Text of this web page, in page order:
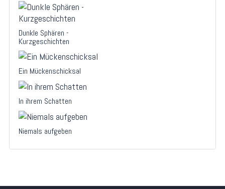
Dunkle Sphären -
Kurzgeschichten
Ein Mückenschicksal
In ihrem Schatten
Niemals aufgeben